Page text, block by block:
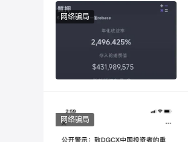
网络骗局
网络骗局